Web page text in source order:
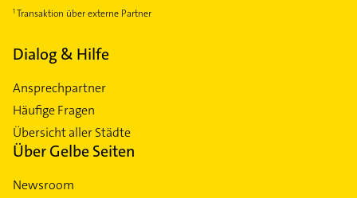
Transaktion über externe Partner
Dialog & Hilfe
Ansprechpartner
Häufige Fragen
Übersicht aller Städte
Über Gelbe Seiten
Newsroom